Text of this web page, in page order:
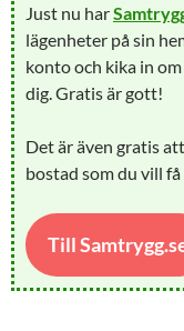
Just nu har
lägenheter på sin
konto och kika in
dig. Gratis är gott!
Det är även gratis
bostad som du vill
Till